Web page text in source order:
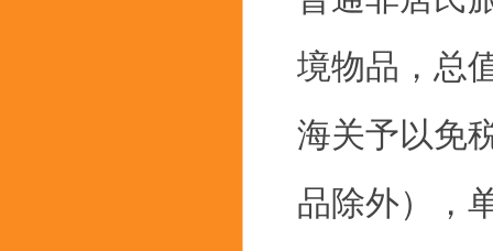
境物品，总
海关予以免
品除外），